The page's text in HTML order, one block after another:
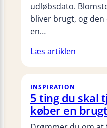
udløbsdato.
bliver brugt, og
en…
Læs artiklen
INSPIRATION
5 ting du skal
køber en